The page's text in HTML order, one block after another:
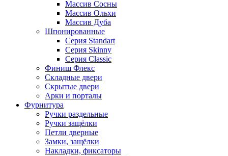
Массив Сосны
Массив Ольхи
Массив Дуба
Шпонированные
Серия Standart
Серия Skinny
Серия Classic
Финиш Флекс
Складные двери
Скрытые двери
Арки и порталы
Фурнитура
Ручки раздельные
Ручки защёлки
Петли дверные
Замки, защёлки
Накладки, фиксаторы